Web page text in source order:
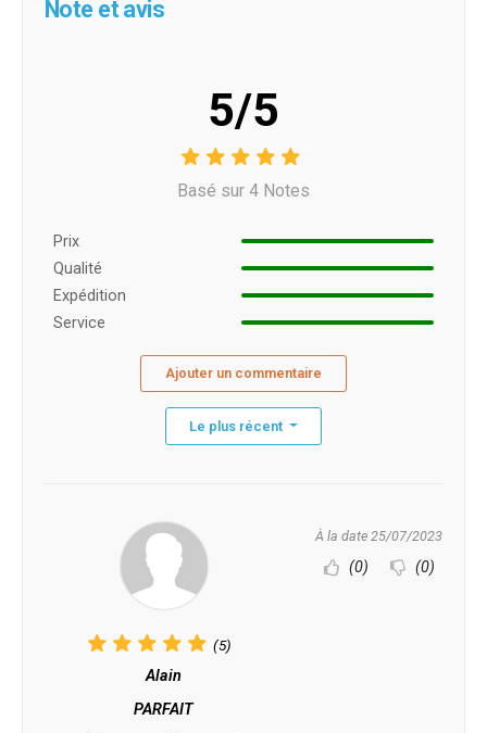
Note et avis
5/5
Basé sur 4 Notes
Prix ​​
Qualité
Expédition
Service
Ajouter un commentaire
Le plus récent
(5)
Alain
PARFAIT
À la date 25/07/2023
(0) (0)